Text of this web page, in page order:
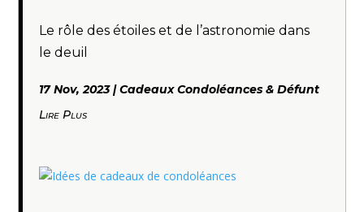
Le rôle des étoiles et de l’astronomie dans
le deuil
17 Nov, 2023|Cadeaux Condoléances & Défunt
Lire Plus